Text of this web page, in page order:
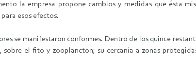
la empresa propone cambios y medidas que ésta
esos efectos.
se manifestaron conformes. Dentro de los quince
el fito y zooplancton; su cercanía a zonas